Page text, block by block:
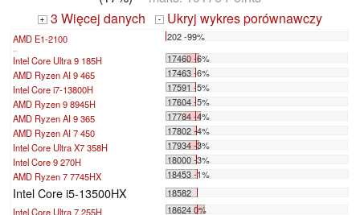
+ 3 Więcej danych - Ukryj wykres porównawczy
AMD E1-2100 202 -99%
...
Intel Core Ultra 9 185H
17460 -6%
AMD Ryzen AI 9 465
17463 -6%
Intel Core i7-13800H
17591 -5%
AMD Ryzen 9 8945H
17604 -5%
AMD Ryzen AI 9 365
17784 -4%
AMD Ryzen AI 7 450
17802 -4%
Intel Core Ultra X7 358H
17934 -3%
Intel Core 9 270H
18000 -3%
AMD Ryzen 7 7745HX
18453 -1%
Intel Core i5-13500HX
18582
Intel Core Ultra 7 255H
18624 0%